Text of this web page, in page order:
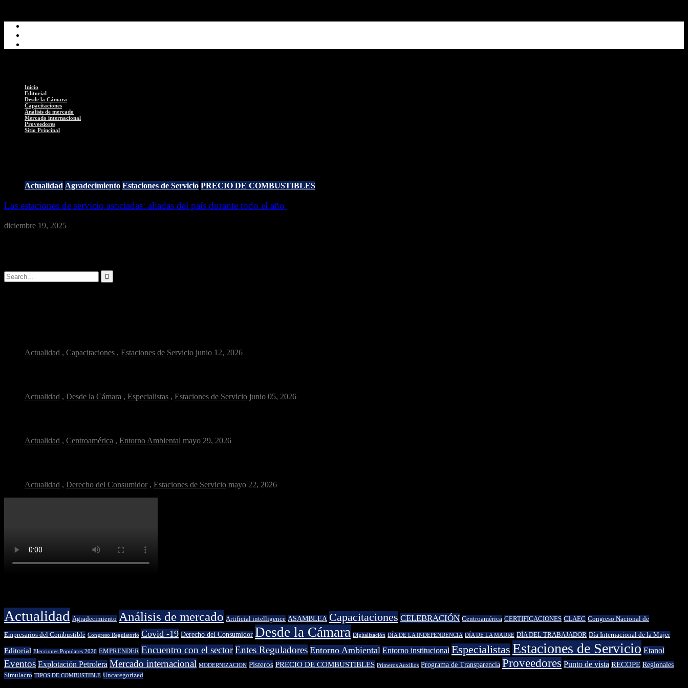
Inicio
Editorial
Desde la Cámara
Capacitaciones
Análisis de mercado
Mercado internacional
Proveedores
Sitio Principal
Actualidad Agradecimiento Estaciones de Servicio PRECIO DE COMBUSTIBLES
Las estaciones de servicio asociadas: aliadas del país durante todo el año
diciembre 19, 2025
Actualidad , Capacitaciones , Estaciones de Servicio junio 12, 2026
Actualidad , Desde la Cámara , Especialistas , Estaciones de Servicio junio 05, 2026
Actualidad , Centroamérica , Entorno Ambiental mayo 29, 2026
Actualidad , Derecho del Consumidor , Estaciones de Servicio mayo 22, 2026
Actualidad Agradecimiento Análisis de mercado Artificial intelligence ASAMBLEA Capacitaciones CELEBRACIÓN Centroamérica CERTIFICACIONES CLAEC Congreso Nacional de
Empresarios del Combustible Congreso Regulatorio Covid -19 Derecho del Consumidor Desde la Cámara Digitalización DÍA DE LA INDEPENDENCIA DÍA DE LA MADRE DÍA DEL TRABAJADOR Día Internacional de la Mujer
Editorial Elecciones Populares 2026 EMPRENDER Encuentro con el sectorEntes Reguladores Entorno Ambiental Entorno institucional Especialistas Estaciones de Servicio Etanol
Eventos Explotación Petrolera Mercado internacional MODERNIZACION Pisteros PRECIO DE COMBUSTIBLES Primeros Auxilios Programa de Transparencia Proveedores Punto de vista RECOPE Regionales
Simulacro TIPOS DE COMBUSTIBLE Uncategorized